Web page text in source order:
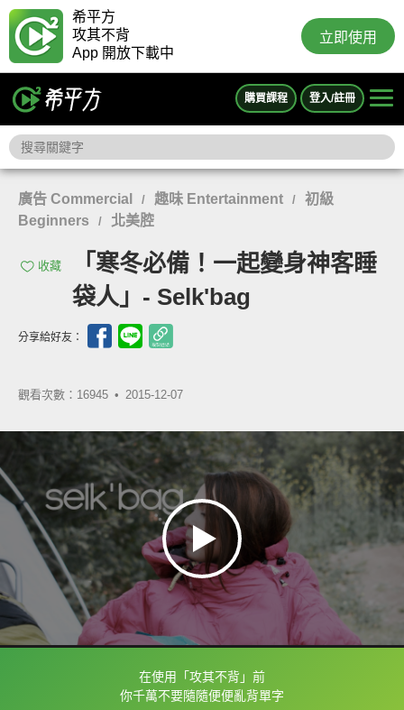
希平方
攻其不背
App 開放下載中
立即使用
購買課程 登入/註冊
廣告 Commercial / 趣味 Entertainment /
初級
Beginners
/ 北美腔
收藏
「寒冬必備！一起變身神客睡
袋人」- Selk'bag
分享給好友：
觀看次數：16945 • 2015-12-07
在使用「攻其不背」前
你千萬不要隨隨便便亂背單字
框選或點兩下字幕可以直接查字典喔！